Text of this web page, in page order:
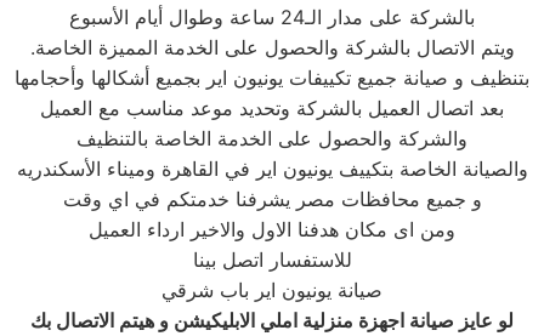
بالشركة على مدار الـ24 ساعة وطوال أيام الأسبوع
.ويتم الاتصال بالشركة والحصول على الخدمة المميزة الخاصة
بتنظيف و صيانة جميع تكييفات يونيون اير بجميع أشكالها وأحجامها
بعد اتصال العميل بالشركة وتحديد موعد مناسب مع العميل
والشركة والحصول على الخدمة الخاصة بالتنظيف
والصيانة الخاصة بتكييف يونيون اير في القاهرة وميناء الأسكندريه
و جميع محافظات مصر يشرفنا خدمتكم في اي وقت
ومن اى مكان هدفنا الاول والاخير ارداء العميل
للاستفسار اتصل بينا
صيانة يونيون اير باب شرقي
لو عايز صيانة اجهزة منزلية املي الابليكيشن و هيتم الاتصال بك